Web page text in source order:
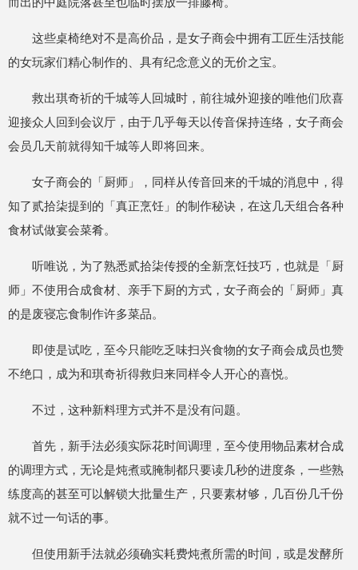
这些桌椅绝对不是高价品，是女子商会中拥有工匠生活技能
的女玩家们精心制作的、具有纪念意义的无价之宝。
救出琪奇祈的千城等人回城时，前往城外迎接的唯他们欣喜
迎接众人回到会议厅，由于几乎每天以传音保持连络，女子商会
会员几天前就得知千城等人即将回来。
女子商会的「厨师」，同样从传音回来的千城的消息中，得
知了贰拾柒提到的「真正烹饪」的制作秘诀，在这几天组合各种
食材试做宴会菜肴。
听唯说，为了熟悉贰拾柒传授的全新烹饪技巧，也就是「厨
师」不使用合成食材、亲手下厨的方式，女子商会的「厨师」真
的是废寝忘食制作许多菜品。
即使是试吃，至今只能吃乏味扫兴食物的女子商会成员也赞
不绝口，成为和琪奇祈得救归来同样令人开心的喜悦。
不过，这种新料理方式并不是没有问题。
首先，新手法必须实际花时间调理，至今使用物品素材合成
的调理方式，无论是炖煮或腌制都只要读几秒的进度条，一些熟
练度高的甚至可以解锁大批量生产，只要素材够，几百份几千份
就不过一句话的事。
但使用新手法就必须确实耗费炖煮所需的时间，或是发酵所